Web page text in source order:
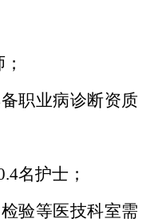
职业病诊断资质
名护士；
验等医技科室需